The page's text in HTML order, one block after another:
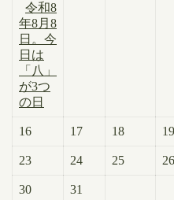
令和8
年8月8
日。今
日は
「八」
が3つ
の日
16 17 18 19
23 24 25 26
30 31